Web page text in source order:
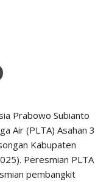
Prabowo Subianto
Air (PLTA) Asahan 3
Kabupaten
Peresmian PLTA
pembangkit